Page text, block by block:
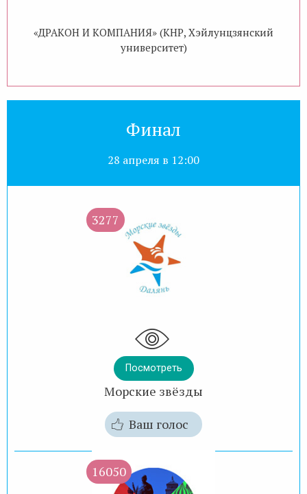
«ДРАКОН И КОМПАНИЯ» (КНР, Хэйлунцзянский
университет)
Финал
28 апреля в 12:00
Посмотреть
3277
Морские звёзды
Ваш голос
16050